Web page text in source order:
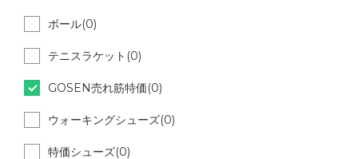
ボール(0)
テニスラケット(0)
GOSEN売れ筋特価(0)
ウォーキングシューズ(0)
特価シューズ(0)